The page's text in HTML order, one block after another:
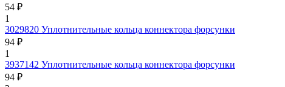
54 ₽
1
3029820 Уплотнительные кольца коннектора форсунки
94 ₽
1
3937142 Уплотнительные кольца коннектора форсунки
94 ₽